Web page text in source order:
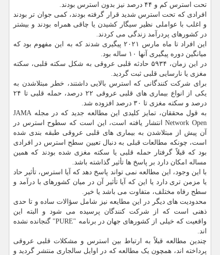
تحت استرس کم و ۴۴ درصد نیز بدون استرس بودند.
افرادی که تحت استرس شدید قرار گرفته بودند، کمی جوان تر بودند
و اغلب با عواملی نظیر سیگار کشیدن یا چاقی همراه بودند و بیشتر
در کشورهای پردرآمد زندگی می کردند.
این افراد تا ماه مارس ۲۰۲۱ پیگیری شدند که به این مفهوم بود که
میانگین دوره پیگیری آنها ۱۰ ساله بود.
در این زمان، ۵۹۳۴ حادثه قلبی عروقی به شکل سکته قلبی، سکته
مغزی یا نارسایی قلبی ثبت گردید.
برای شرکت کنندگانی که استرس بالایی داشتند، خطر مبتلاشدن به
یکی از انواع بیماری های قلبی عروقی ۲۲ درصد، حمله قلبی تا ۲۴
درصد و سکته مغزی تا ۳۰ درصد افزوده شد.
به قول محققان، تمایز کلیدی این مطالعه جدید که در مجله JAMA
Network Open انتشار یافته است، این است که سطوح استرس در
آن پیش از مبتلاشدن به بیماری های قلبی عروقی طبقه بندی شده
است، چونکه مطالعات قبلی به دنبال تعیین سطح استرس در افرادی
بود که قبلاً گرفتار حمله قلبی یا سکته مغزی شده بودند که همین
مساله امکان دارد بر پاسخ ها تأثیر گذاشته باشد.
با این وجود، این مطالعه نمی تواند پاسخ دهد که آیا استرس، تأثیر حاد
یا مزمن تری دارد یا این که آیا تأثیر آن در میان کشورهای با درآمد و
سطح رفاه مختلف، متفاوت می باشد یا خیر.
محدودیت های دیگر در این مطایعه نیز شامل سؤالات ساده و تا حدی
ذهنی است که از شرکت کنندگان پرسیده می شود و البته این
واقعیت که خیلی از کشورهای جهان در برنامه "PURE" گنجانده نشده
اند.
چندین مطالعه قبلاً به ارتباط بین استرس و مشکلات قلبی عروقی
پرداخته اند، همچون یک مطالعه که در اوایل سالجاری منتشر گردید و